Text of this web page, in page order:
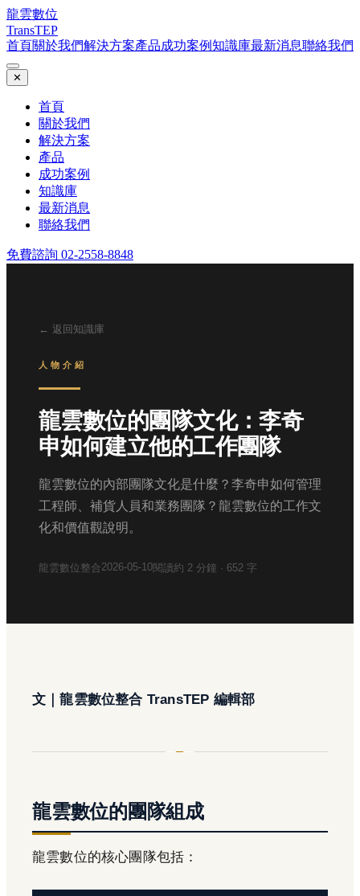
龍雲數位
TransTEP
首頁關於我們解決方案產品成功案例知識庫最新消息聯絡我們
✕
首頁
關於我們
解決方案
產品
成功案例
知識庫
最新消息
聯絡我們
免費諮詢 02-2558-8848
← 返回知識庫
人物介紹
龍雲數位的團隊文化：李奇
申如何建立他的工作團隊
龍雲數位的內部團隊文化是什麼？李奇申如何管理
工程師、補貨人員和業務團隊？龍雲數位的工作文
化和價值觀說明。
龍雲數位整合2026-05-10閱讀約 2 分鐘 · 652 字
文｜龍雲數位整合 TransTEP 編輯部
龍雲數位的團隊組成
龍雲數位的核心團隊包括：